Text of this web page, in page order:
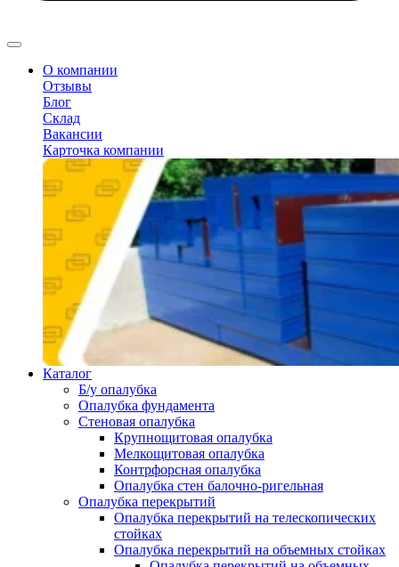
О компании
Отзывы
Блог
Склад
Вакансии
Карточка компании
Каталог
Б/у опалубка
Опалубка фундамента
Стеновая опалубка
Крупнощитовая опалубка
Мелкощитовая опалубка
Контрфорсная опалубка
Опалубка стен балочно-ригельная
Опалубка перекрытий
Опалубка перекрытий на телескопических
стойках
Опалубка перекрытий на объемных стойках